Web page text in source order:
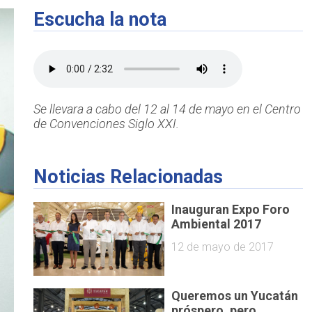
Escucha la nota
Se llevara a cabo del 12 al 14 de mayo en el Centro
de Convenciones Siglo XXI.
Noticias Relacionadas
Inauguran Expo Foro
Ambiental 2017
12 de mayo de 2017
Queremos un Yucatán